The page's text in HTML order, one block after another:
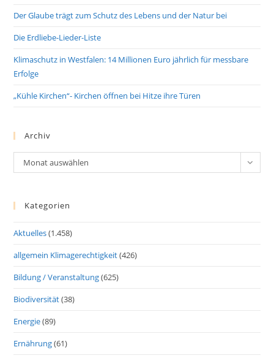
Der Glaube trägt zum Schutz des Lebens und der Natur bei
Die Erdliebe-Lieder-Liste
Klimaschutz in Westfalen: 14 Millionen Euro jährlich für messbare
Erfolge
„Kühle Kirchen“- Kirchen öffnen bei Hitze ihre Türen
Archiv
Archiv
Monat auswählen
Kategorien
Aktuelles(1.458)
allgemein Klimagerechtigkeit(426)
Bildung / Veranstaltung(625)
Biodiversität(38)
Energie(89)
Ernährung(61)